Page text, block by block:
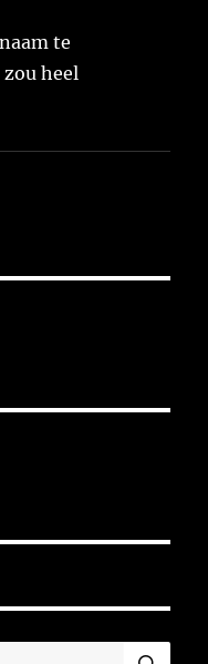
te
heel